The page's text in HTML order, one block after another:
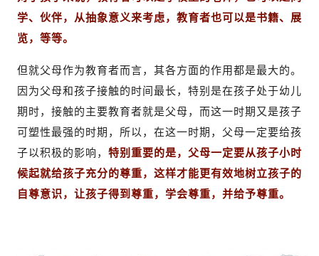
学、伙伴，从抽象意义来考虑，教育者也可以是书籍、展
览，等等。
但就父母作为教育者而言，其各方面的作用都是最大的。
因为父母和孩子接触的时间最长，特别是在孩子处于幼儿
期时，接触的主要教育者就是父母，而这一时期又是孩子
可塑性最强的时期，所以，在这一时期，父母一定要给孩
子以积极的影响， 特别重要的是，父母一定要从孩子小时
候起就给孩子充分的尊重，这样才能更有效地树立孩子的
自尊意识，让孩子得到尊重，学会尊重，并给予尊重。